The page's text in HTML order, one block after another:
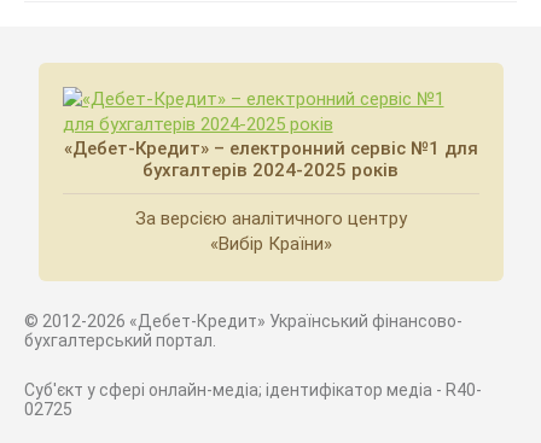
«Дебет-Кредит» – електронний сервіс №1 для
бухгалтерів 2024-2025 років
За версією аналітичного центру
«Вибір Країни»
© 2012-2026 «Дебет-Кредит» Український фінансово-
бухгалтерський портал.
Суб'єкт у сфері онлайн-медіа; ідентифікатор медіа - R40-
02725